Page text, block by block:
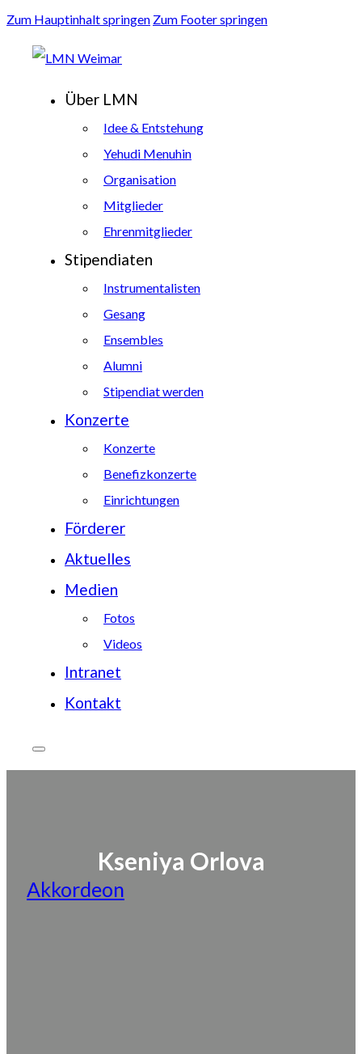
Zum Hauptinhalt springen Zum Footer springen
Über LMN
Idee & Entstehung
Yehudi Menuhin
Organisation
Mitglieder
Ehrenmitglieder
Stipendiaten
Instrumentalisten
Gesang
Ensembles
Alumni
Stipendiat werden
Konzerte
Konzerte
Benefizkonzerte
Einrichtungen
Förderer
Aktuelles
Medien
Fotos
Videos
Intranet
Kontakt
Kseniya Orlova
Akkordeon